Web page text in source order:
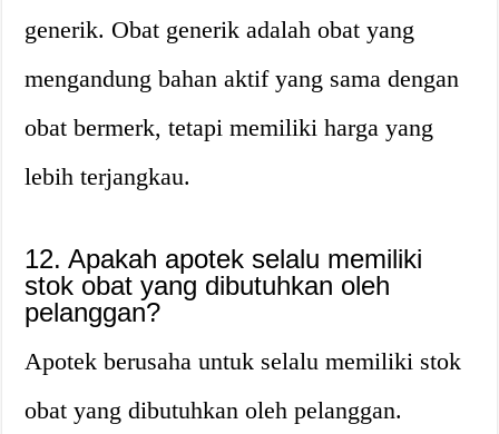
generik. Obat generik adalah obat yang
mengandung bahan aktif yang sama dengan
obat bermerk, tetapi memiliki harga yang
lebih terjangkau.
12. Apakah apotek selalu memiliki
stok obat yang dibutuhkan oleh
pelanggan?
Apotek berusaha untuk selalu memiliki stok
obat yang dibutuhkan oleh pelanggan.